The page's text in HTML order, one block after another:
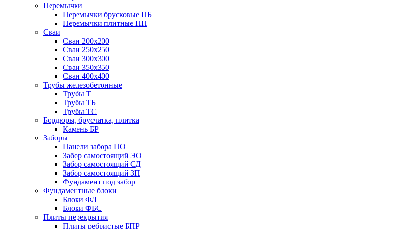
Перемычки
Перемычки брусковые ПБ
Перемычки плитные ПП
Сваи
Сваи 200х200
Сваи 250х250
Сваи 300х300
Сваи 350х350
Сваи 400х400
Трубы железобетонные
Трубы Т
Трубы ТБ
Трубы ТС
Бордюры, брусчатка, плитка
Камень БР
Заборы
Панели забора ПО
Забор самостоящий ЭО
Забор самостоящий СД
Забор самостоящий ЗП
Фyндамент под забор
Фундаментные блоки
Блоки ФЛ
Блоки ФБС
Плиты перекрытия
Плиты ребристые БПР